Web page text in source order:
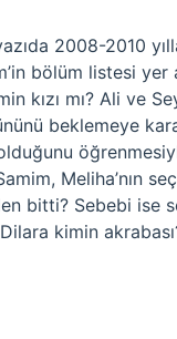
2008-2010
bölüm listesi
kızı mı? Ali ve
beklemeye
olduğunu
Meliha’nın
bitti? Sebebi ise
Dilara kimin